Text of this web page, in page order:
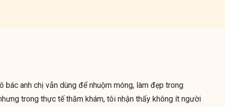
bác anh chị vẫn dùng để nhuộm móng, làm đẹp trong
trong thực tế thăm khám, tôi nhận thấy không ít người